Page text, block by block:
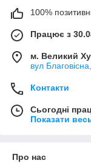
100%
Працює з
м. Великий
вул
Контакти
Сьогодні
Показати
Про нас